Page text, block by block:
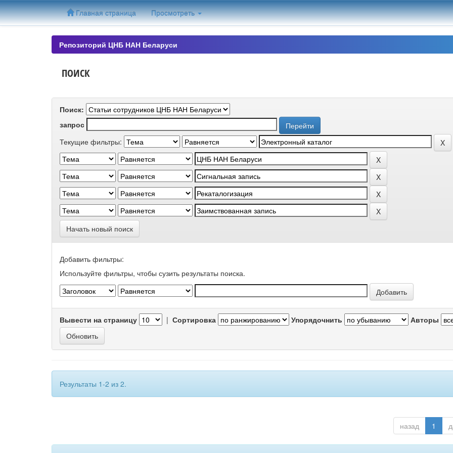
Skip
navigation
Главная страница Просмотреть
Репозиторий ЦНБ НАН Беларуси
ПОИСК
Поиск:
запрос
Текущие фильтры:
Начать новый поиск
Добавить фильтры:
Используйте фильтры, чтобы сузить результаты поиска.
Вывести на страницу | Сортировка Упорядочнить Авторы
Результаты 1-2 из 2.
назад 1